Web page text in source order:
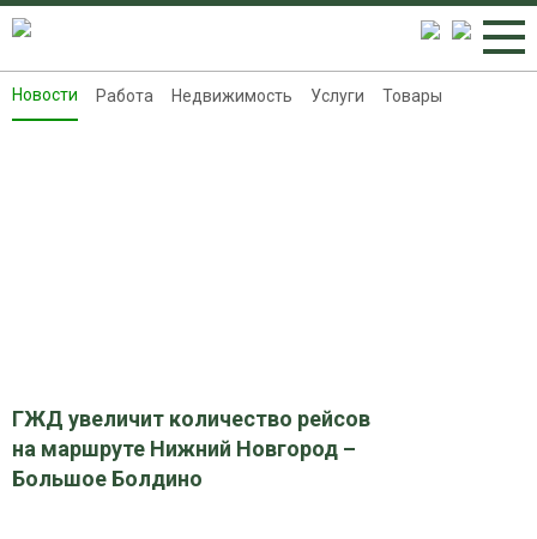
Новости
Новости Работа Недвижимость Услуги Товары
ГЖД увеличит количество рейсов
на маршруте Нижний Новгород –
Большое Болдино